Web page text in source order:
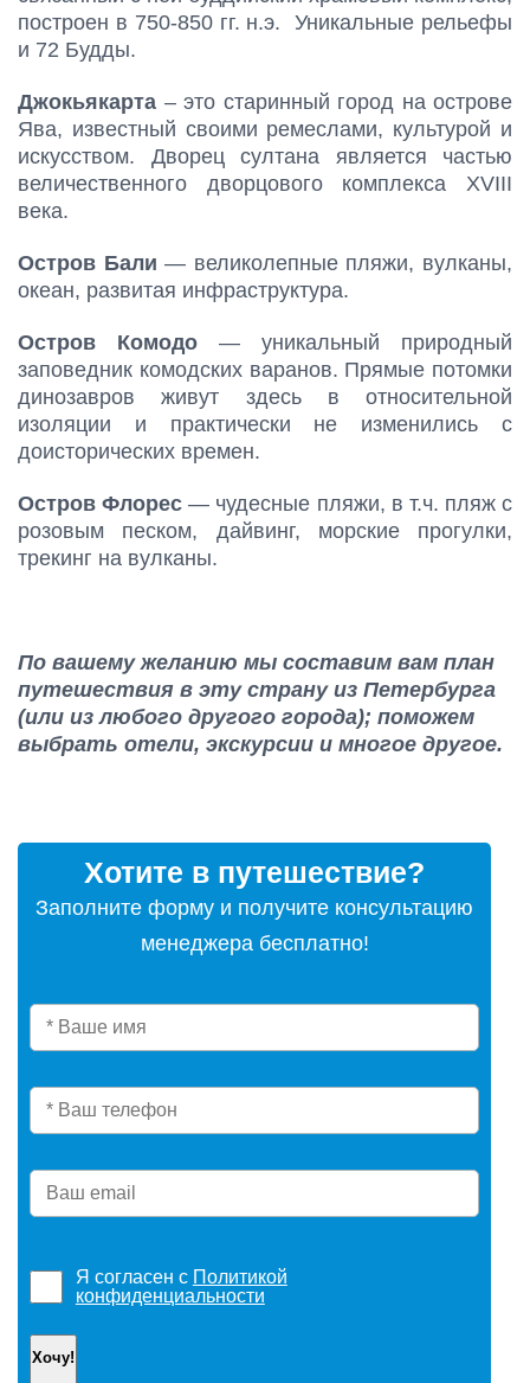
построен в 750-850 гг. н.э. Уникальные рельефы
и 72 Будды.
Джокьякарта – это старинный город на острове
Ява, известный своими ремеслами, культурой и
искусством. Дворец султана является частью
величественного дворцового комплекса XVIII
века.
Остров Бали — великолепные пляжи, вулканы,
океан, развитая инфраструктура.
Остров Комодо — уникальный природный
заповедник комодских варанов. Прямые потомки
динозавров живут здесь в относительной
изоляции и практически не изменились с
доисторических времен.
Остров Флорес — чудесные пляжи, в т.ч. пляж с
розовым песком, дайвинг, морские прогулки,
трекинг на вулканы.
По вашему желанию мы составим вам план
путешествия в эту страну из Петербурга
(или из любого другого города); поможем
выбрать отели, экскурсии и многое другое.
Хотите в путешествие?
Заполните форму и получите консультацию
менеджера бесплатно!
Я согласен с Политикой
конфиденциальности